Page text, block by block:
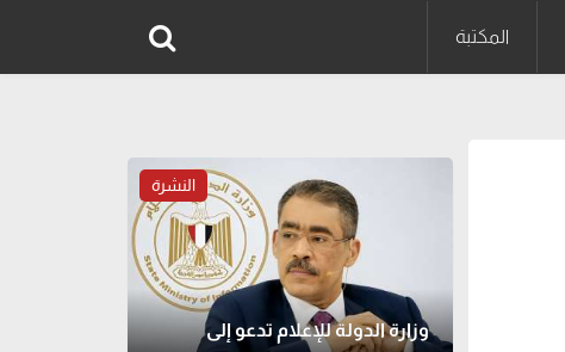
المكتبة
النشرة
وزارة الدولة للإعلام تدعو إلى